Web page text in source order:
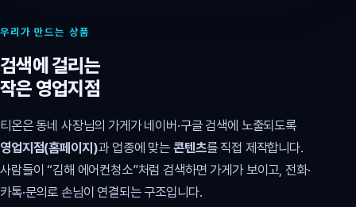
우리가 만드는 상품
검색에 걸리는
작은 영업지점
티온은 동네 사장님의 가게가 네이버·구글 검색에 노출되도록
영업지점(홈페이지)과 업종에 맞는 콘텐츠를 직접 제작합니다.
사람들이 “김해 에어컨청소”처럼 검색하면 가게가 보이고, 전화·
카톡·문의로 손님이 연결되는 구조입니다.